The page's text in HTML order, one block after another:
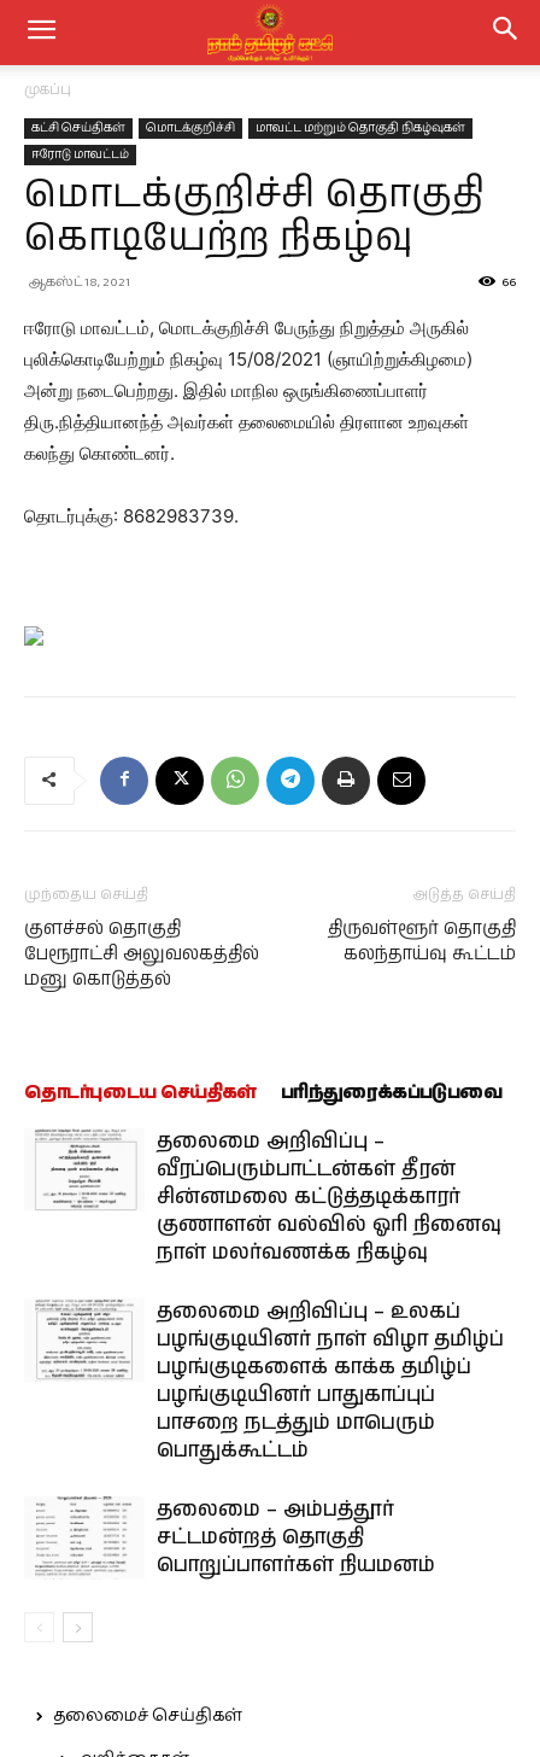
முகப்பு
கட்சி செய்திகள் மொடக்குறிச்சி
மாவட்ட மற்றும் தொகுதி நிகழ்வுகள்
ஈரோடு மாவட்டம்
மொடக்குறிச்சி தொகுதி
கொடியேற்ற நிகழ்வு
ஆகஸ்ட் 18, 2021 66
ஈரோடு மாவட்டம், மொடக்குறிச்சி பேருந்து நிறுத்தம் அருகில்
புலிக்கொடியேற்றும் நிகழ்வு 15/08/2021 (ஞாயிற்றுக்கிழமை)
அன்று நடைபெற்றது. இதில் மாநில ஒருங்கிணைப்பாளர்
திரு.நித்தியானந்த் அவர்கள் தலைமையில் திரளான உறவுகள்
கலந்து கொண்டனர்.
தொடர்புக்கு: 8682983739.
முந்தைய செய்தி
குளச்சல் தொகுதி
பேரூராட்சி அலுவலகத்தில்
மனு கொடுத்தல்
அடுத்த செய்தி
திருவள்ளூர் தொகுதி
கலந்தாய்வு கூட்டம்
தொடர்புடைய செய்திகள் பரிந்துரைக்கப்படுபவை
தலைமை அறிவிப்பு –
வீரப்பெரும்பாட்டன்கள் தீரன்
சின்னமலை கட்டுத்தடிக்காரர்
குணாளன் வல்வில் ஓரி நினைவு
நாள் மலர்வணக்க நிகழ்வு
தலைமை அறிவிப்பு – உலகப்
பழங்குடியினர் நாள் விழா தமிழ்ப்
பழங்குடிகளைக் காக்க தமிழ்ப்
பழங்குடியினர் பாதுகாப்புப்
பாசறை நடத்தும் மாபெரும்
பொதுக்கூட்டம்
தலைமை – அம்பத்தூர்
சட்டமன்றத் தொகுதி
பொறுப்பாளர்கள் நியமனம்
தலைமைச் செய்திகள்